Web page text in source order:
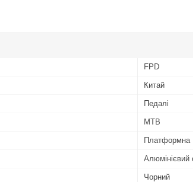
FPD
Китай
Педалі
MTB
Платформна
Алюмінієвий
Чорний